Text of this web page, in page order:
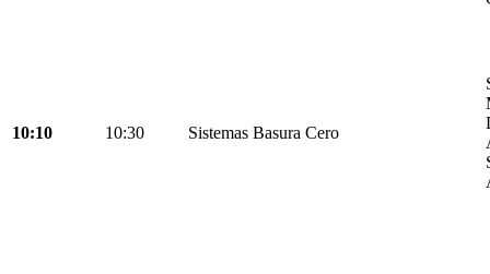
10:10 10:30 Sistemas Basura Cero